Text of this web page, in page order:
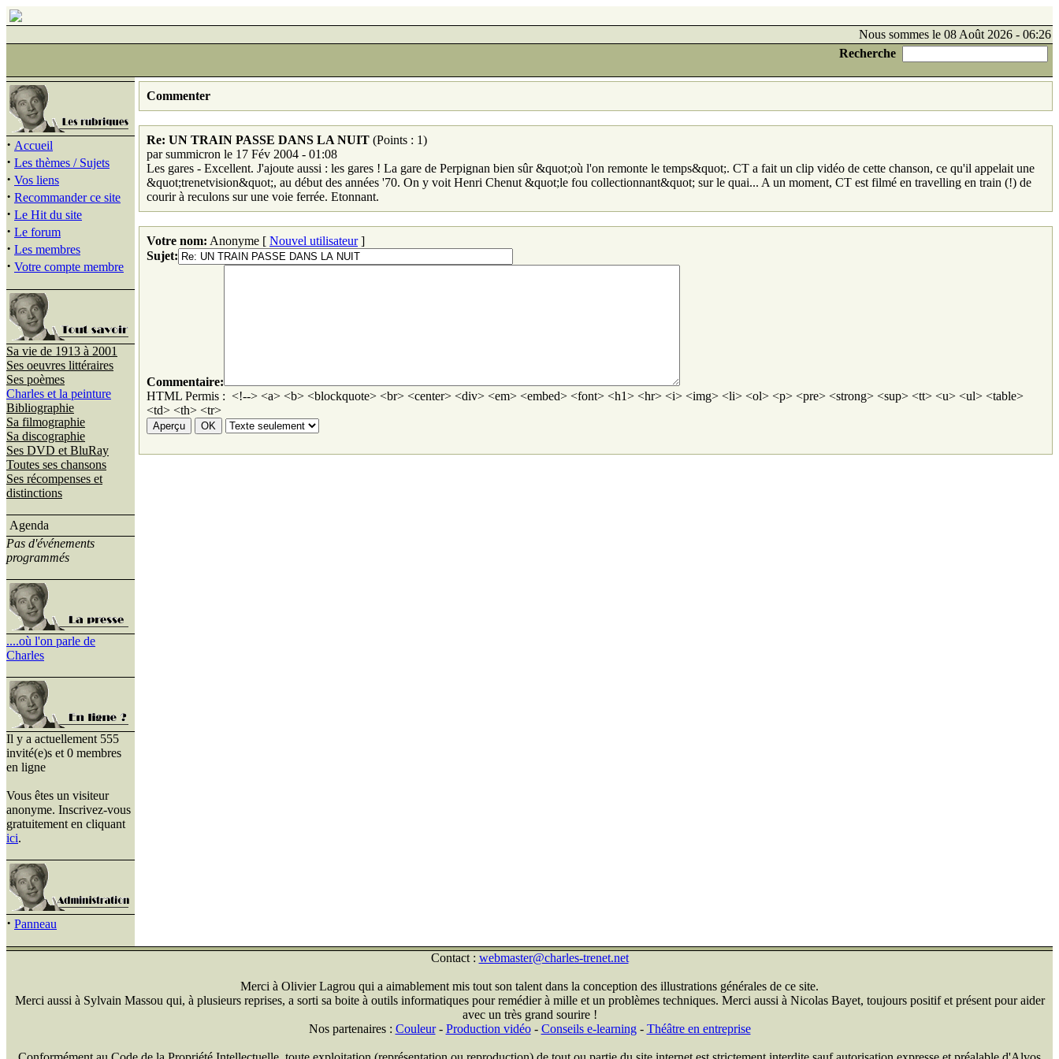
Nous sommes le 08 Août 2026 - 06:26
Recherche
· Accueil
· Les thèmes / Sujets
· Vos liens
· Recommander ce site
· Le Hit du site
· Le forum
· Les membres
· Votre compte membre
Sa vie de 1913 à 2001
Ses oeuvres littéraires
Ses poèmes
Charles et la peinture
Bibliographie
Sa filmographie
Sa discographie
Ses DVD et BluRay
Toutes ses chansons
Ses récompenses et
distinctions
Agenda
Pas d'événements
programmés
....où l'on parle de
Charles
Il y a actuellement 555
invité(e)s et 0 membres
en ligne
Vous êtes un visiteur
anonyme. Inscrivez-vous
gratuitement en cliquant
ici.
· Panneau
Commenter
Re: UN TRAIN PASSE DANS LA NUIT (Points : 1)
par summicron le 17 Fév 2004 - 01:08
Les gares - Excellent. J'ajoute aussi : les gares ! La gare de Perpignan bien sûr &quot;où l'on remonte le temps&quot;. CT a fait un clip vidéo de cette chanson, ce qu'il appelait une
&quot;trenetvision&quot;, au début des années '70. On y voit Henri Chenut &quot;le fou collectionnant&quot; sur le quai... A un moment, CT est filmé en travelling en train (!) de
courir à reculons sur une voie ferrée. Etonnant.
Votre nom: Anonyme [ Nouvel utilisateur]
Sujet:
Commentaire:
HTML Permis : <!--> <a> <b> <blockquote> <br> <center> <div> <em> <embed> <font> <h1> <hr> <i> <img> <li> <ol> <p> <pre> <strong> <sup> <tt> <u> <ul> <table>
<td> <th> <tr>
Contact : webmaster@charles-trenet.net
Merci à Olivier Lagrou qui a aimablement mis tout son talent dans la conception des illustrations générales de ce site.
Merci aussi à Sylvain Massou qui, à plusieurs reprises, a sorti sa boite à outils informatiques pour remédier à mille et un problèmes techniques. Merci aussi à Nicolas Bayet, toujours positif et présent pour aider
avec un très grand sourire !
Nos partenaires : Couleur- Production vidéo- Conseils e-learning- Théâtre en entreprise